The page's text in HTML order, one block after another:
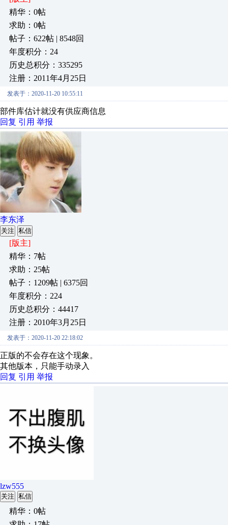
精华：0帖
求助：0帖
帖子：622帖 | 8548回
年度积分：24
历史总积分：335295
注册：2011年4月25日
发表于：2020-11-20 10:55:11
部件库估计就没有供应商信息
回复 引用 举报
李东泽
关注 私信
[版主]
精华：7帖
求助：25帖
帖子：1209帖 | 6375回
年度积分：224
历史总积分：44417
注册：2010年3月25日
发表于：2020-11-20 22:18:02
正版的不会存在这个现象。
其他版本，只能手动录入
回复 引用 举报
lzw555
关注 私信
精华：0帖